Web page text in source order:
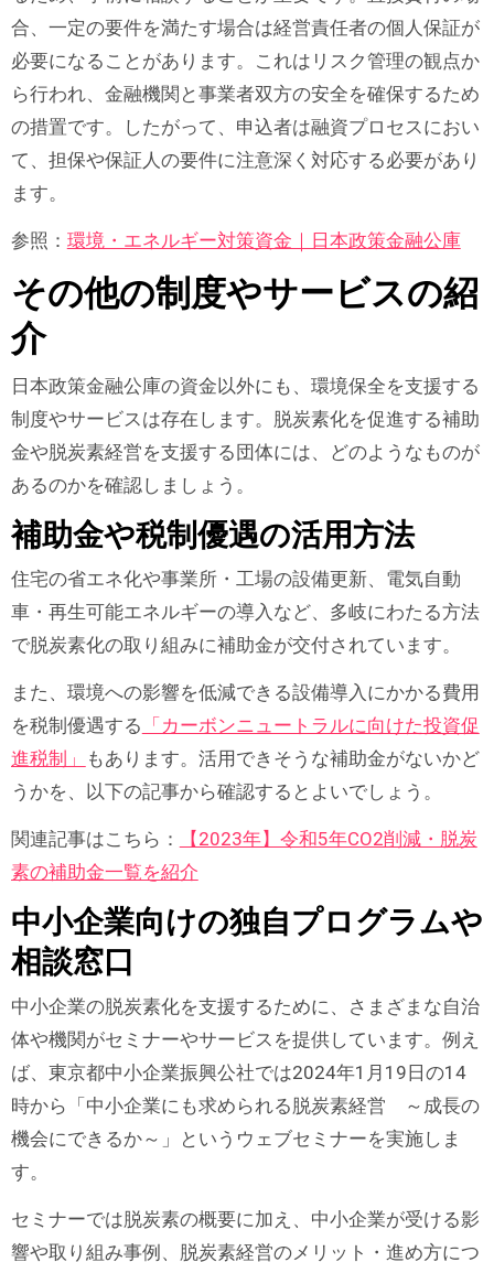
合、一定の要件を満たす場合は経営責任者の個人保証が
必要になることがあります。これはリスク管理の観点か
ら行われ、金融機関と事業者双方の安全を確保するため
の措置です。したがって、申込者は融資プロセスにおい
て、担保や保証人の要件に注意深く対応する必要があり
ます。
参照： 環境・エネルギー対策資金｜日本政策金融公庫
その他の制度やサービスの紹
介
日本政策金融公庫の資金以外にも、環境保全を支援する
制度やサービスは存在します。脱炭素化を促進する補助
金や脱炭素経営を支援する団体には、どのようなものが
あるのかを確認しましょう。
補助金や税制優遇の活用方法
住宅の省エネ化や事業所・工場の設備更新、電気自動
車・再生可能エネルギーの導入など、多岐にわたる方法
で脱炭素化の取り組みに補助金が交付されています。
また、環境への影響を低減できる設備導入にかかる費用
を税制優遇する 「カーボンニュートラルに向けた投資促
進税制」
もあります。活用できそうな補助金がないかど
うかを、以下の記事から確認するとよいでしょう。
関連記事はこちら：
【2023年】令和5年CO2削減・脱炭
素の補助金一覧を紹介
中小企業向けの独自プログラムや
相談窓口
中小企業の脱炭素化を支援するために、さまざまな自治
体や機関がセミナーやサービスを提供しています。例え
ば、東京都中小企業振興公社では2024年1月19日の14
時から「中小企業にも求められる脱炭素経営 ～成長の
機会にできるか～」というウェブセミナーを実施しま
す。
セミナーでは脱炭素の概要に加え、中小企業が受ける影
響や取り組み事例、脱炭素経営のメリット・進め方につ